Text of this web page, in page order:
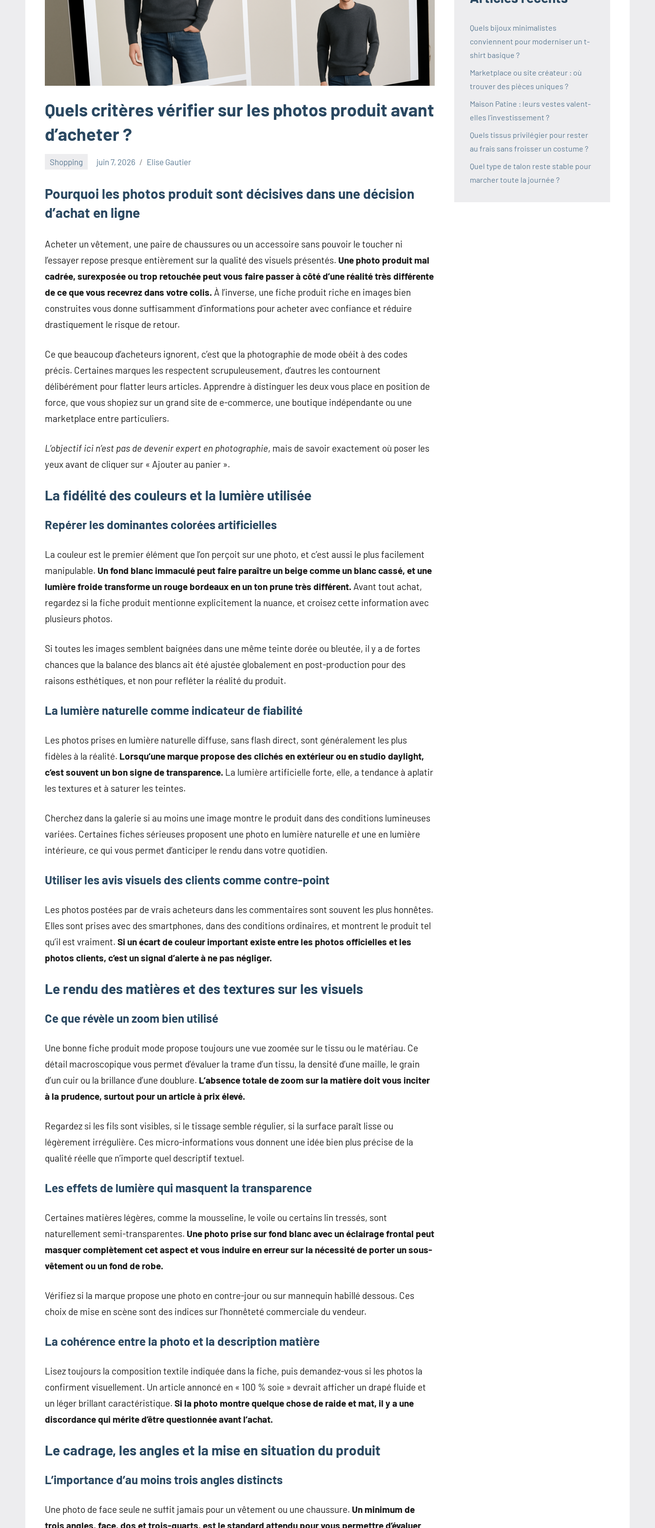
à
l'entrepreneuriat,
au
marketing
ciblé,
dans
et
événements
Rejoignez-
pour
insights
précieux
sur
non
féminine
plus
encore.
Quels critères vérifier sur les photos produit avant
d’acheter ?
Shopping juin 7, 2026 Elise Gautier
Pourquoi les photos produit sont décisives dans une décision
d’achat en ligne
Acheter un vêtement, une paire de chaussures ou un accessoire sans pouvoir le toucher ni
l’essayer repose presque entièrement sur la qualité des visuels présentés. Une photo produit mal
cadrée, surexposée ou trop retouchée peut vous faire passer à côté d’une réalité très différente
de ce que vous recevrez dans votre colis. À l’inverse, une fiche produit riche en images bien
construites vous donne suffisamment d’informations pour acheter avec confiance et réduire
drastiquement le risque de retour.
Ce que beaucoup d’acheteurs ignorent, c’est que la photographie de mode obéit à des codes
précis. Certaines marques les respectent scrupuleusement, d’autres les contournent
délibérément pour flatter leurs articles. Apprendre à distinguer les deux vous place en position de
force, que vous shopiez sur un grand site de e-commerce, une boutique indépendante ou une
marketplace entre particuliers.
L’objectif ici n’est pas de devenir expert en photographie, mais de savoir exactement où poser les
yeux avant de cliquer sur « Ajouter au panier ».
La fidélité des couleurs et la lumière utilisée
Repérer les dominantes colorées artificielles
La couleur est le premier élément que l’on perçoit sur une photo, et c’est aussi le plus facilement
manipulable. Un fond blanc immaculé peut faire paraître un beige comme un blanc cassé, et une
lumière froide transforme un rouge bordeaux en un ton prune très différent. Avant tout achat,
regardez si la fiche produit mentionne explicitement la nuance, et croisez cette information avec
plusieurs photos.
Si toutes les images semblent baignées dans une même teinte dorée ou bleutée, il y a de fortes
chances que la balance des blancs ait été ajustée globalement en post-production pour des
raisons esthétiques, et non pour refléter la réalité du produit.
La lumière naturelle comme indicateur de fiabilité
Les photos prises en lumière naturelle diffuse, sans flash direct, sont généralement les plus
fidèles à la réalité. Lorsqu’une marque propose des clichés en extérieur ou en studio daylight,
c’est souvent un bon signe de transparence. La lumière artificielle forte, elle, a tendance à aplatir
les textures et à saturer les teintes.
Cherchez dans la galerie si au moins une image montre le produit dans des conditions lumineuses
variées. Certaines fiches sérieuses proposent une photo en lumière naturelle et une en lumière
intérieure, ce qui vous permet d’anticiper le rendu dans votre quotidien.
Utiliser les avis visuels des clients comme contre-point
Les photos postées par de vrais acheteurs dans les commentaires sont souvent les plus honnêtes.
Elles sont prises avec des smartphones, dans des conditions ordinaires, et montrent le produit tel
qu’il est vraiment. Si un écart de couleur important existe entre les photos officielles et les
photos clients, c’est un signal d’alerte à ne pas négliger.
Le rendu des matières et des textures sur les visuels
Ce que révèle un zoom bien utilisé
Une bonne fiche produit mode propose toujours une vue zoomée sur le tissu ou le matériau. Ce
détail macroscopique vous permet d’évaluer la trame d’un tissu, la densité d’une maille, le grain
d’un cuir ou la brillance d’une doublure. L’absence totale de zoom sur la matière doit vous inciter
à la prudence, surtout pour un article à prix élevé.
Regardez si les fils sont visibles, si le tissage semble régulier, si la surface paraît lisse ou
légèrement irrégulière. Ces micro-informations vous donnent une idée bien plus précise de la
qualité réelle que n’importe quel descriptif textuel.
Les effets de lumière qui masquent la transparence
Certaines matières légères, comme la mousseline, le voile ou certains lin tressés, sont
naturellement semi-transparentes. Une photo prise sur fond blanc avec un éclairage frontal peut
masquer complètement cet aspect et vous induire en erreur sur la nécessité de porter un sous-
vêtement ou un fond de robe.
Vérifiez si la marque propose une photo en contre-jour ou sur mannequin habillé dessous. Ces
choix de mise en scène sont des indices sur l’honnêteté commerciale du vendeur.
La cohérence entre la photo et la description matière
Lisez toujours la composition textile indiquée dans la fiche, puis demandez-vous si les photos la
confirment visuellement. Un article annoncé en « 100 % soie » devrait afficher un drapé fluide et
un léger brillant caractéristique. Si la photo montre quelque chose de raide et mat, il y a une
discordance qui mérite d’être questionnée avant l’achat.
Le cadrage, les angles et la mise en situation du produit
L’importance d’au moins trois angles distincts
Une photo de face seule ne suffit jamais pour un vêtement ou une chaussure. Un minimum de
trois angles, face, dos et trois-quarts, est le standard attendu pour vous permettre d’évaluer
Quels bijoux minimalistes
conviennent pour moderniser un t-
shirt basique ?
Marketplace ou site créateur : où
trouver des pièces uniques ?
Maison Patine : leurs vestes valent-
elles l’investissement ?
Quels tissus privilégier pour rester
au frais sans froisser un costume ?
Quel type de talon reste stable pour
marcher toute la journée ?